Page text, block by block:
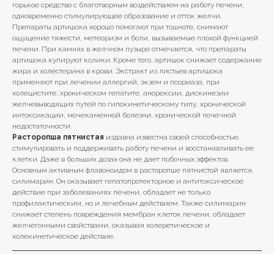
горькое средство с благотворным воздействием на работу печени,
одновременно стимулирующее образование и отток желчи.
Препараты артишока хорошо помогают при тошноте, снимают
ощущение тяжести, метеоризм и боли, вызываемые плохой функцией
печени. При камнях в желчном пузыре отмечается, что препараты
артишока купируют колики. Кроме того, артишок снижает содержание
жира и холестерина в крови. Экстракт из листьев артишока
применяют при лечении аллергий, экзем и псориаза, при
холецистите, хроническом гепатите, анорексии, дискинезии
желчевыводящих путей по гипокинетическому типу, хронической
интоксикации, мочекаменной болезни, хронической почечной
недостаточности.
Расторопша пятнистая издавна известна своей способностью
стимулировать и поддерживать работу печени и восстанавливать ее
клетки. Даже в больших дозах она не дает побочных эффектов.
Основным активным флавоноидом в расторопше пятнистой является
силимарин. Он оказывает гепатопротекторное и антитоксическое
действие при заболеваниях печени, обладает не только
профилактическим, но и лечебным действием. Также силимарин
снижает степень повреждения мембран клеток печени, обладает
желчегонными свойствами, оказывая холеретическое и
холекинетическое действие.